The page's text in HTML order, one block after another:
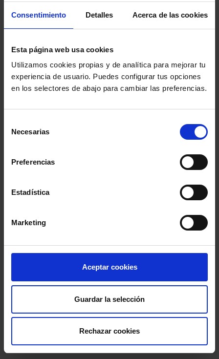
Consentimiento Detalles Acerca de las cookies
Esta página web usa cookies
Utilizamos cookies propias y de analítica para mejorar tu
experiencia de usuario. Puedes configurar tus opciones
en los selectores de abajo para cambiar las preferencias.
Necesarias
Preferencias
Estadística
Marketing
Aceptar cookies
Guardar la selección
Rechazar cookies
Noticias
Podcast Abogacía
Agenda
Newsletters
Suscríbete a nuestros Newsletters
Artículos de expertos en distintas materias
Revista Abogacía Española
Ahora también online